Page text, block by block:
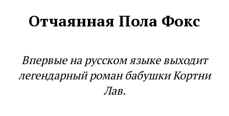
Отчаянная Пола Фокс
Впервые на русском языке выходит
легендарный роман бабушки Кортни
Лав.